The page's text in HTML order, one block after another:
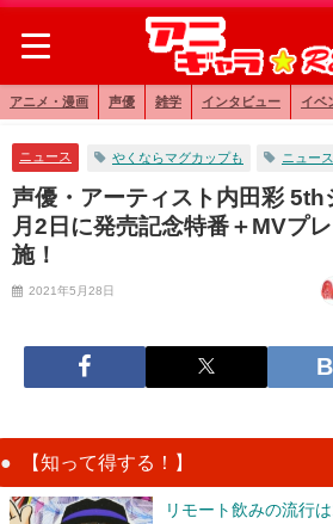
アニメ・漫画 声優 雑学 インタビュー イベ
ニュース やくならマグカップも ニュース
声優・アーティスト内田彩 5th
月2日に発売記念特番＋MVプ
施！
2021年5月28日
【知って得する！】
リモート飲みの流行